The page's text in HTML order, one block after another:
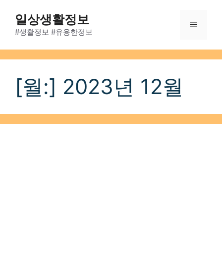
content
일상생활정보
#생활정보 #유용한정보
Menu
[월:] 2023년 12월